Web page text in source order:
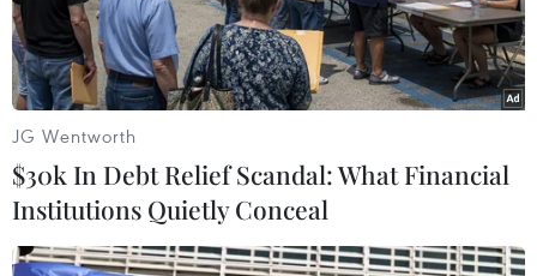
Lịch thi đấu bóng đá nam Olympic Tokyo
JG Wentworth
$30k In Debt Relief Scandal: What Financial
Institutions Quietly Conceal